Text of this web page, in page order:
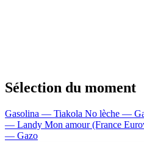
Sélection du moment
Gasolina — Tiakola No lèche —
— Landy Mon amour (France
— Gazo